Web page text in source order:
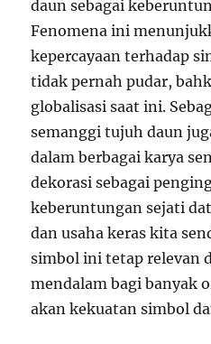
daun sebagai
Fenomena ini
kepercayaan terhadap
tidak pernah pudar,
globalisasi saat ini.
semanggi tujuh daun
dalam berbagai karya
dekorasi sebagai
keberuntungan sejati
dan usaha keras kita
simbol ini tetap relevan
mendalam bagi banyak
akan kekuatan simbol